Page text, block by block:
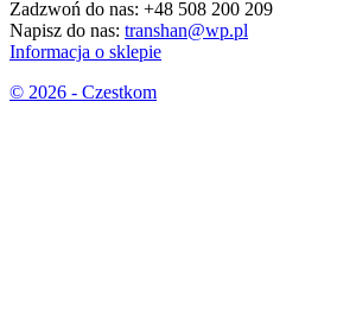
Zadzwoń do nas: +48 508 200 209
Napisz do nas: transhan@wp.pl
Informacja o sklepie
© 2026 - Czestkom